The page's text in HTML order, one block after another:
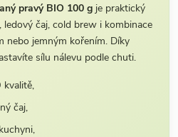
pravý BIO 100 g je praktický
ledový čaj, cold brew i kombinace
nebo jemným kořením. Díky
sílu nálevu podle chuti.
kvalitě,
čaj,